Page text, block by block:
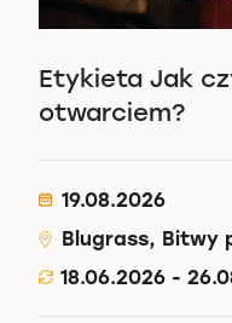
Etykieta Jak
otwarciem?
19.08.2026
Blugrass, Bitwy
18.06.2026 -